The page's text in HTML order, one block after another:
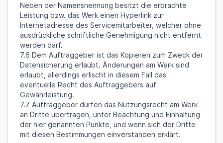
Neben der Namensnennung besitzt die erbrachte
Leistung bzw. das Werk einen Hyperlink zur
Internetadresse des Servicemitarbeiter, welcher ohne
ausdrückliche schriftliche Genehmigung nicht entfernt
werden darf.
7.6 Dem Auftraggeber ist das Kopieren zum Zweck der
Datensicherung erlaubt. Änderungen am Werk sind
erlaubt, allerdings erlischt in diesem Fall das
eventuelle Recht des Auftraggebers auf
Gewährleistung.
7.7 Auftraggeber dürfen das Nutzungsrecht am Werk
an Dritte übertragen, unter Beachtung und Einhaltung
der hier genannten Punkte, und wenn sich der Dritte
mit diesen Bestimmungen einverstanden erklärt.